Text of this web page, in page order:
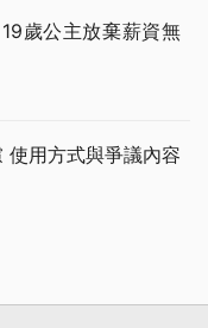
歲公主放棄薪資無
使用方式與爭議內容